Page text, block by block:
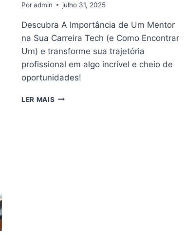
Poradmin julho 31, 2025
Descubra A Importância de Um Mentor
na Sua Carreira Tech (e Como Encontrar
Um) e transforme sua trajetória
profissional em algo incrível e cheio de
oportunidades!
LER MAIS A